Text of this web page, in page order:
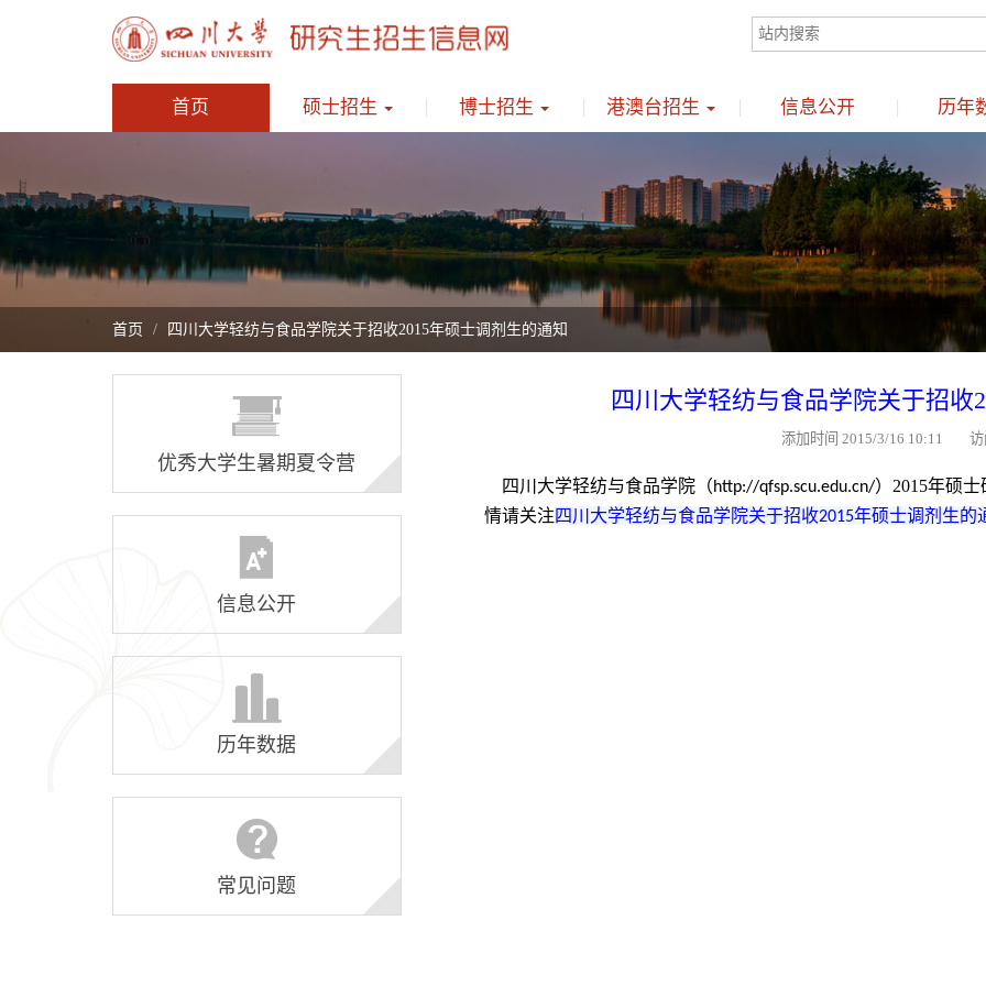
首页 硕士招生 博士招生 港澳台招生 信息公开 历年
首页 四川大学轻纺与食品学院关于招收2015年硕士调剂生的通知
优秀大学生暑期夏令营
信息公开
历年数据
常见问题
四川大学轻纺与食品学院关于招收
添加时间 2015/3/16 10:11 访
四川大学轻纺与食品学院（http://qfsp.scu.edu.cn/） 2015年硕士
情请关注四川大学轻纺与食品学院关于招收2015年硕士调剂生的